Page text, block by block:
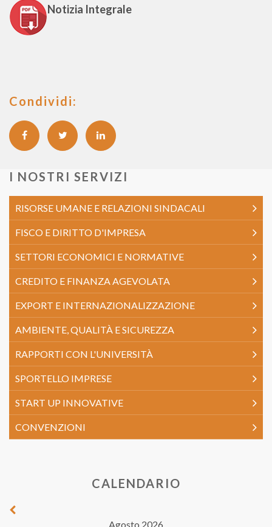
Notizia Integrale
Condividi:
I NOSTRI SERVIZI
RISORSE UMANE E RELAZIONI SINDACALI
FISCO E DIRITTO D'IMPRESA
SETTORI ECONOMICI E NORMATIVE
CREDITO E FINANZA AGEVOLATA
EXPORT E INTERNAZIONALIZZAZIONE
AMBIENTE, QUALITÀ E SICUREZZA
RAPPORTI CON L'UNIVERSITÀ
SPORTELLO IMPRESE
START UP INNOVATIVE
CONVENZIONI
CALENDARIO
Agosto 2026